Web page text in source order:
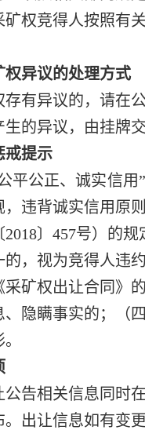
矿权竞得人按照有
权异议的处理方式
存有异议的，请在
的异议，由挂牌
戒提示
平公正、诚实信
违背诚实信用原
2018〕 457号）的规
的，视为竞得人违
采矿权出让合同》
、隐瞒事实的；
公告相关信息同时
出让信息如有变